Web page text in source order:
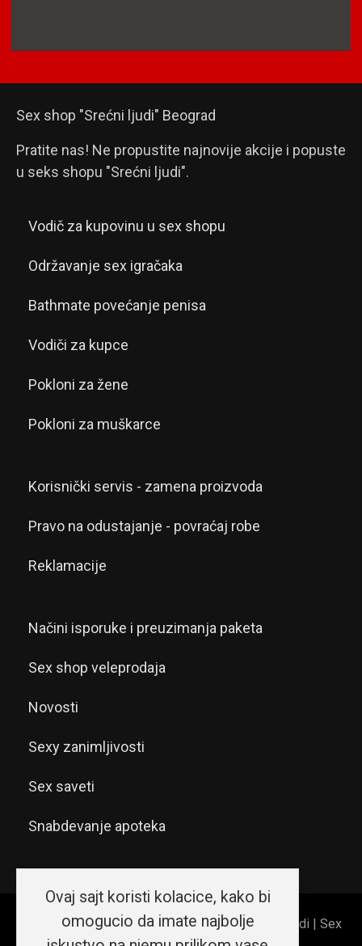
Sex shop "Srećni ljudi" Beograd
Pratite nas! Ne propustite najnovije akcije i popuste
u seks shopu "Srećni ljudi".
Vodič za kupovinu u sex shopu
Održavanje sex igračaka
Bathmate povećanje penisa
Vodiči za kupce
Pokloni za žene
Pokloni za muškarce
Korisnički servis - zamena proizvoda
Pravo na odustajanje - povraćaj robe
Reklamacije
Načini isporuke i preuzimanja paketa
Sex shop veleprodaja
Novosti
Sexy zanimljivosti
Sex saveti
Snabdevanje apoteka
© 2026 Sex shop Beograd | Erotic shop Srećni ljudi | Sex
Ovaj sajt koristi kolacice, kako bi
omogucio da imate najbolje